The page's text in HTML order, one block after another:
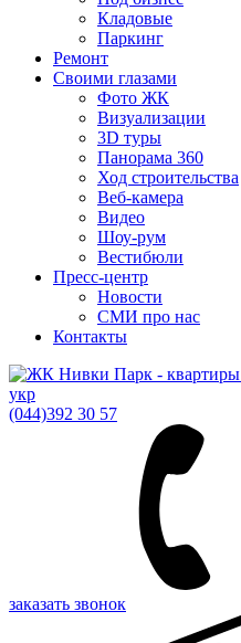
Кладовые
Паркинг
Ремонт
Своими глазами
Фото ЖК
Визуализации
3D туры
Панорама 360
Ход строительства
Веб-камера
Видео
Шоу-рум
Вестибюли
Пресс-центр
Новости
СМИ про нас
Контакты
укр
(044)392 30 57
заказать звонок